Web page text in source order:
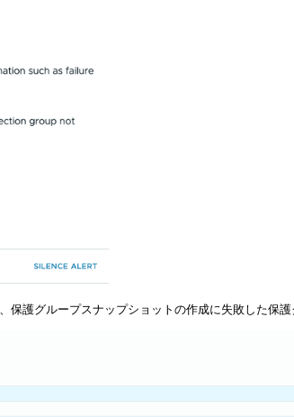
護グループスナップショットの作成に失敗した保護